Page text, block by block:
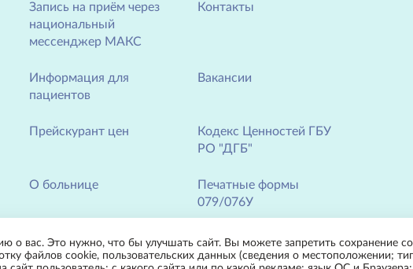
Запись на приём через
национальный
мессенджер МАКС
Информация для
пациентов
Прейскурант цен
О больнице
Новости
Контакты
Вакансии
Кодекс Ценностей ГБУ
РО "ДГБ"
Печатные формы
079/076У
о вас. Это нужно, что бы улучшать сайт. Вы можете запретить сохранение
файлов cookie, пользовательских данных (сведения о местоположении;